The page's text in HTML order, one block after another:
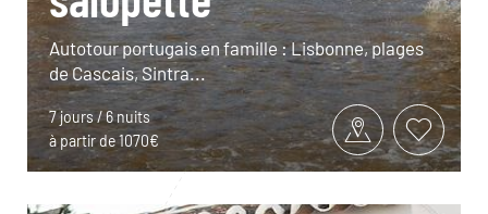
Autotour portugais en famille : Lisbonne, plages
de Cascais, Sintra...
7 jours / 6 nuits
à partir de 1070€